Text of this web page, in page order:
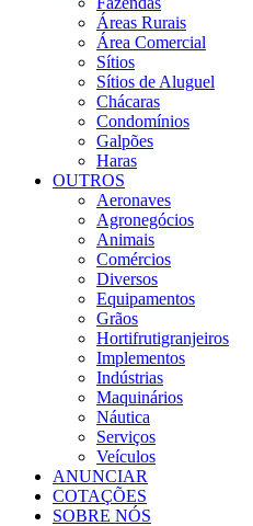
Áreas Rurais
Área Comercial
Sítios
Sítios de Aluguel
Chácaras
Condomínios
Galpões
Haras
OUTROS
Aeronaves
Agronegócios
Animais
Comércios
Diversos
Equipamentos
Grãos
Hortifrutigranjeiros
Implementos
Indústrias
Maquinários
Náutica
Serviços
Veículos
ANUNCIAR
COTAÇÕES
SOBRE NÓS